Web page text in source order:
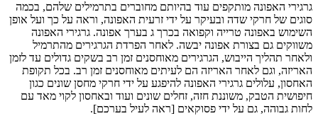
גרגירי האפונה מותקפים עוד בהיותם מחוברים בתרמילים שלהם, בכמה
סוגים של חרקי שדה ובעיקר על ידי זרעית האפונה, וראה על כך ועל אופן
השימוש באפונה טרייה וקפואה בכרך ג בערך אפונה. גרגירי האפונה
משווקים גם בצורת אפונה יבשה. לאחר הפרדת הגרגירים מהתרמיל
ולאחר תהליך הייבוש, הגרגירים מאוחסנים זמן רב בשקים גדולים עד לזמן
האריזה, וגם לאחר האריזה הם לעיתים מאוחסנים זמן רב. בכל תקופת
האחסון, עלולים גרגירי האפונה להיפגע על ידי חרקי מחסן שונים כגון
חיפושית הטבק, משוננת חזה, זחלים שונים ועוד ובאחסון לקוי מאד עם
לחות גבוהה, גם על ידי פסוקאים [ראה לעיל בערכם].